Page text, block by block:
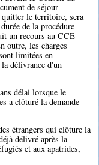
de séjour
le territoire, sera
de la procédure
un recours au CCE
outre, les charges
limitées en
délivrance d'un
délai lorsque le
a clôturé la demande
étrangers qui clôture la
délivré après la
et aux apatrides,